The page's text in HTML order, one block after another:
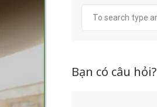
Bạn có câu hỏi?